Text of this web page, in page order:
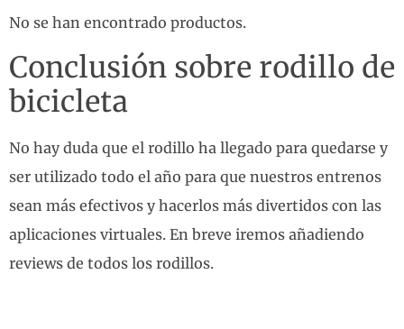
No se han encontrado productos.
Conclusión sobre rodillo de
bicicleta
No hay duda que el rodillo ha llegado para quedarse y
ser utilizado todo el año para que nuestros entrenos
sean más efectivos y hacerlos más divertidos con las
aplicaciones virtuales. En breve iremos añadiendo
reviews de todos los rodillos.